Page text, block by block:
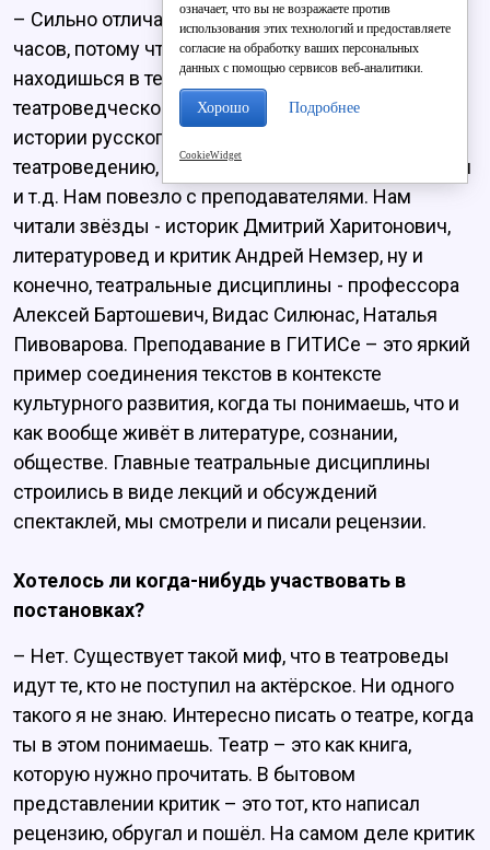
– Сильно отличается. Лекции начинаются в 11
часов, потому что каждый вечер с 19 до 22 ты
находишься в театре, это твоя профессия. На
театроведческом факультете читаются лекции по
истории русского и зарубежного театра,
театроведению, английскому, литературе, истории
и т.д. Нам повезло с преподавателями. Нам
читали звёзды - историк Дмитрий Харитонович,
литературовед и критик Андрей Немзер, ну и
конечно, театральные дисциплины - профессора
Алексей Бартошевич, Видас Силюнас, Наталья
Пивоварова. Преподавание в ГИТИСе – это яркий
пример соединения текстов в контексте
культурного развития, когда ты понимаешь, что и
как вообще живёт в литературе, сознании,
обществе. Главные театральные дисциплины
строились в виде лекций и обсуждений
спектаклей, мы смотрели и писали рецензии.
Хотелось ли когда-нибудь участвовать в
постановках?
– Нет. Существует такой миф, что в театроведы
идут те, кто не поступил на актёрское. Ни одного
такого я не знаю. Интересно писать о театре, когда
ты в этом понимаешь. Театр – это как книга,
которую нужно прочитать. В бытовом
представлении критик – это тот, кто написал
рецензию, обругал и пошёл. На самом деле критик
означает, что вы не возражаете против
использования этих технологий и предоставляете
согласие на обработку ваших персональных
данных с помощью сервисов веб-аналитики.
Хорошо Подробнее
CookieWidget